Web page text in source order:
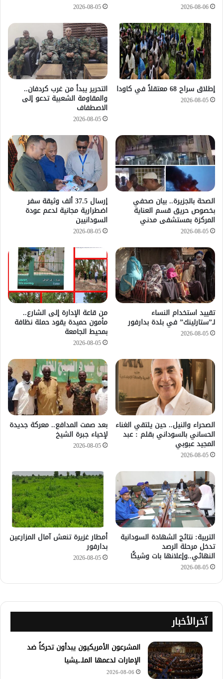
2026-08-06
2026-08-05
إطلاق سراح 68 معتقلاً في كاودا
2026-08-05
التحرير يبدأ من غرب كردفان..
والمقاومة الشعبية تدعو إلى
الاصطفاف
2026-08-05
الصحة بالجزيرة.. بيان صحفي
بخصوص حريق قسم العناية
المركزة بمستشفى مدني
2026-08-05
إرسال 37.5 ألف وثيقة سفر
اضطرارية مجانية لدعم عودة
السودانيين
2026-08-05
تقييد استخدام النساء
لـ”ستارلينك” في بلدة بدارفور
2026-08-05
من قاعة الإدارة إلى الشارع..
مأمون حميدة يقود حملة نظافة
بمحيط الجامعة
2026-08-05
الصحراء والنيل.. حين يلتقي الغناء
الحساني بالسوداني بقلم : عبد
المجيد عبوبي
2026-08-05
بعد صمت المدافع.. معركة جديدة
لإحياء جبرة الشيخ
2026-08-05
التربية: نتائج الشهادة السودانية
تدخل مرحلة الرصد
النهائي..وإعلانها بات وشيكًا
2026-08-05
أمطار غزيرة تنعش آمال المزارعين
بدارفور
2026-08-05
آخرالأخبار
المشرعون الأمريكيون يبدأون تحركاً ضد
الإمارات لدعمها الملـ.ـيشيا
2026-08-06